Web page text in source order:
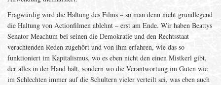
Fragwürdig wird die Haltung des Films – so man denn nicht grundlegend
die Haltung von Actionfilmen ablehnt – erst am Ende. Wir haben Beattys
Senator Meachum bei seinen die Demokratie und den Rechtsstaat
verachtenden Reden zugehört und von ihm erfahren, wie das so
funktioniert im Kapitalismus, wo es eben nicht den einen Mistkerl gibt,
der alles in der Hand hält, sondern wo die Verantwortung im Guten wie
im Schlechten immer auf die Schultern vieler verteilt sei, was eben auch